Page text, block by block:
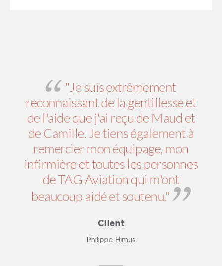
"Je suis extrêmement
reconnaissant de la gentillesse et
de l'aide que j'ai reçu de Maud et
de Camille. Je tiens également à
remercier mon équipage, mon
infirmière et toutes les personnes
de TAG Aviation qui m'ont
beaucoup aidé et soutenu."
Client
Philippe Himus